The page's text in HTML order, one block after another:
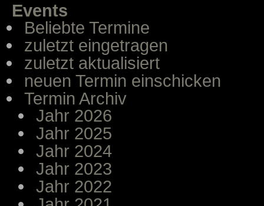
Events
Beliebte Termine
zuletzt eingetragen
zuletzt aktualisiert
neuen Termin einschicken
Termin Archiv
Jahr 2026
Jahr 2025
Jahr 2024
Jahr 2023
Jahr 2022